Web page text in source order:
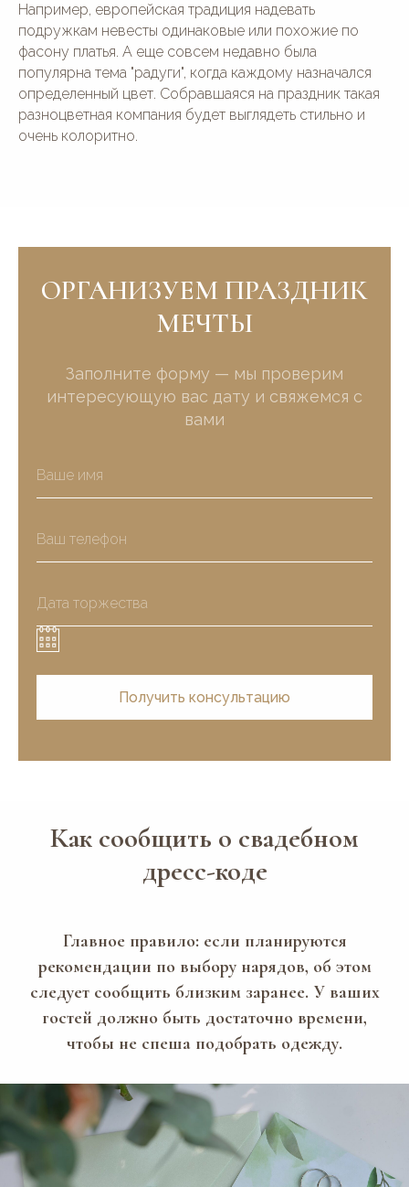
Например, европейская традиция надевать
подружкам невесты одинаковые или похожие по
фасону платья. А еще совсем недавно была
популярна тема "радуги", когда каждому назначался
определенный цвет. Собравшаяся на праздник такая
разноцветная компания будет выглядеть стильно и
очень колоритно.
ОРГАНИЗУЕМ ПРАЗДНИК
МЕЧТЫ
Заполните форму — мы проверим
интересующую вас дату и свяжемся с
вами
Получить консультацию
Как сообщить о свадебном
дресс-коде
Главное правило: если планируются
рекомендации по выбору нарядов, об этом
следует сообщить близким заранее. У ваших
гостей должно быть достаточно времени,
чтобы не спеша подобрать одежду.